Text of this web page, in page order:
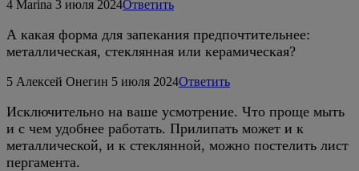
4 Marina 3 июля 2024Ответить
А какая форма для запекания предпочтительнее:
металлическая, стеклянная или керамическая?
5 Алексей Онегин 5 июля 2024Ответить
Исключительно на ваше усмотрение. Что проще мыть
и с чем удобнее работать. Прилипать может и к
металлической, и к стеклянной, можно постелить лист
пергамента.